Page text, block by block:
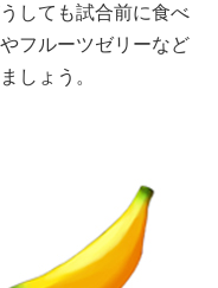
しても試合前に食べ
フルーツゼリーなど
しょう。